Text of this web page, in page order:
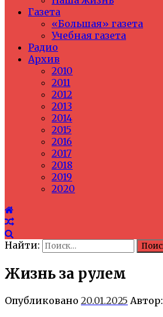
Газета
«Большая» газета
Учебная газета
Радио
Архив
2010
2011
2012
2013
2014
2015
2016
2017
2018
2019
2020
Найти:
Жизнь за рулем
Опубликовано 20.01.2025 Автор: